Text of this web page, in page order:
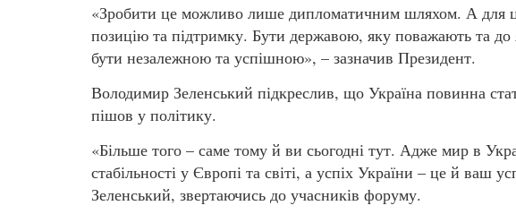
«Зробити це можливо лише дипломатичним шляхом. А для
позицію та підтримку. Бути державою, яку поважають та до
бути незалежною та успішною», – зазначив Президент.
Володимир Зеленський підкреслив, що Україна повинна
пішов у політику.
«Більше того – саме тому й ви сьогодні тут. Адже мир в
стабільності у Європі та світі, а успіх України – це й ваш
Зеленський, звертаючись до учасників форуму.